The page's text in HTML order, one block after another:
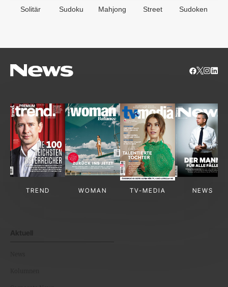
Solitär Sudoku Mahjong Street Sudoken
TREND WOMAN TV-MEDIA NEWS